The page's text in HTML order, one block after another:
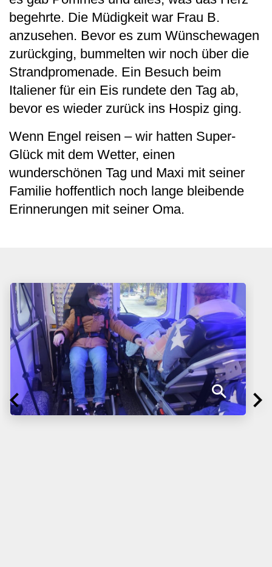
begehrte. Die Müdigkeit war Frau B.
anzusehen. Bevor es zum Wünschewagen
zurückging, bummelten wir noch über die
Strandpromenade. Ein Besuch beim
Italiener für ein Eis rundete den Tag ab,
bevor es wieder zurück ins Hospiz ging.
Wenn Engel reisen – wir hatten Super-
Glück mit dem Wetter, einen
wunderschönen Tag und Maxi mit seiner
Familie hoffentlich noch lange bleibende
Erinnerungen mit seiner Oma.